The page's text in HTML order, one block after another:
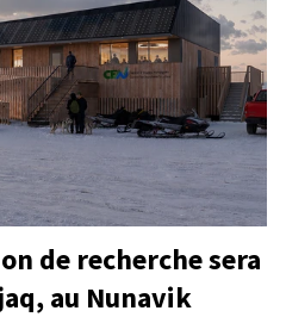
de recherche sera
au Nunavik